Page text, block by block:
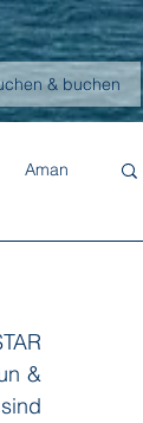
& buchen
Aman
&